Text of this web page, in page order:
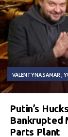
VALENTYNA SAMAR
Putin’s
Bankrupted
Parts Plant